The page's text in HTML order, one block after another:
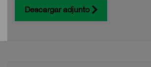
Descargar adjunto